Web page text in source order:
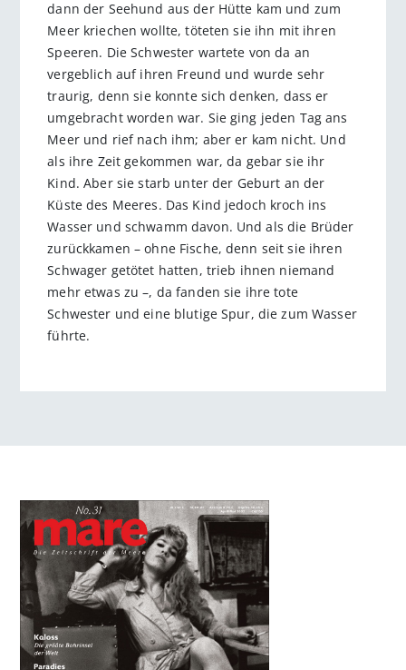
dann der Seehund aus der Hütte kam und zum
Meer kriechen wollte, töteten sie ihn mit ihren
Speeren. Die Schwester wartete von da an
vergeblich auf ihren Freund und wurde sehr
traurig, denn sie konnte sich denken, dass er
umgebracht worden war. Sie ging jeden Tag ans
Meer und rief nach ihm; aber er kam nicht. Und
als ihre Zeit gekommen war, da gebar sie ihr
Kind. Aber sie starb unter der Geburt an der
Küste des Meeres. Das Kind jedoch kroch ins
Wasser und schwamm davon. Und als die Brüder
zurückkamen – ohne Fische, denn seit sie ihren
Schwager getötet hatten, trieb ihnen niemand
mehr etwas zu –, da fanden sie ihre tote
Schwester und eine blutige Spur, die zum Wasser
führte.